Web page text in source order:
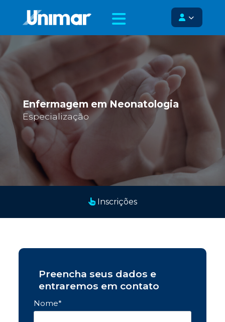
Enfermagem em Neonatologia
Especialização
Inscrições
Preencha seus dados e
entraremos em contato
Nome*